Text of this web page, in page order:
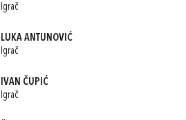
Igrač
LUKA ANTUNOVIĆ
Igrač
IVAN ČUPIĆ
Igrač